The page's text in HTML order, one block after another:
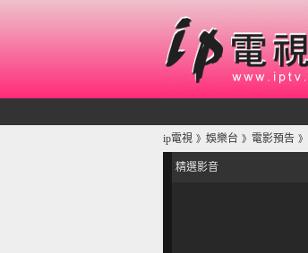
ip電視 》 娛樂台 》 電影預告 》
精選影音